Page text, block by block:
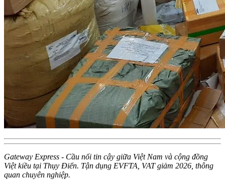
Gateway Express - Cầu nối tin cậy giữa Việt Nam và cộng đồng
Việt kiều tại Thụy Điển. Tận dụng EVFTA, VAT giảm 2026, thông
quan chuyên nghiệp.